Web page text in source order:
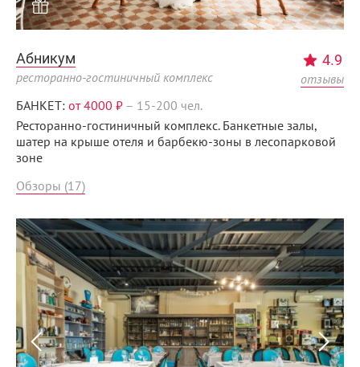
Абникум
ресторанно-гостиничный комплекс
4.9
отзывы
БАНКЕТ: от 4000 ₽ – 15-200 чел.
Ресторанно-гостиничный комплекс. Банкетные залы,
шатер на крыше отеля и барбекю-зоны в лесопарковой
зоне
Обзоры (17)